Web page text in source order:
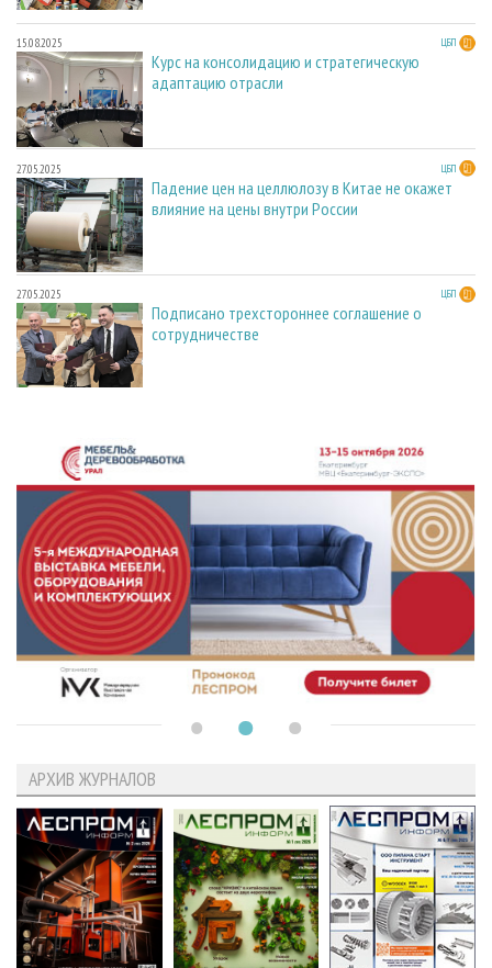
15.08.2025 ЦБП
Курс на консолидацию и стратегическую
адаптацию отрасли
27.05.2025 ЦБП
Падение цен на целлюлозу в Китае не окажет
влияние на цены внутри России
27.05.2025 ЦБП
Подписано трехстороннее соглашение о
сотрудничестве
АРХИВ ЖУРНАЛОВ